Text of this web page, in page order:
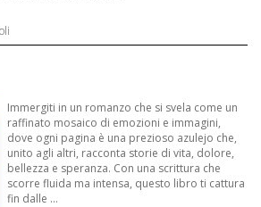
Immergiti in un romanzo che si svela come un
raffinato mosaico di emozioni e immagini,
dove ogni pagina è una prezioso azulejo che,
unito agli altri, racconta storie di vita, dolore,
bellezza e speranza. Con una scrittura che
scorre fluida ma intensa, questo libro ti cattura
fin dalle ...